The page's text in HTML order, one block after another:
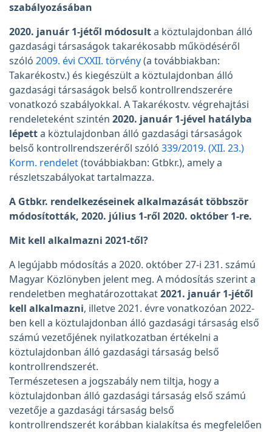
szabályozásában
2020. január 1-jétől módosulta köztulajdonban álló
gazdasági társaságok takarékosabb működéséről
szóló 2009. évi CXXII. törvény(a továbbiakban:
Takarékostv.) és kiegészült a köztulajdonban álló
gazdasági társaságok belső kontrollrendszerére
vonatkozó szabályokkal. A Takarékostv. végrehajtási
rendeleteként szintén 2020. január 1-jével hatályba
lépetta köztulajdonban álló gazdasági társaságok
belső kontrollrendszeréről szóló 339/2019. (XII. 23.)
Korm. rendelet(továbbiakban: Gtbkr.), amely a
részletszabályokat tartalmazza.
A Gtbkr. rendelkezéseinek alkalmazását többször
módosították, 2020. július 1-ről 2020. október 1-re.
Mit kell alkalmazni 2021-től?
A legújabb módosítás a 2020. október 27-i 231. számú
Magyar Közlönyben jelent meg. A módosítás szerint a
rendeletben meghatározottakat2021. január 1-jétől
kell alkalmazni, illetve 2021. évre vonatkozóan 2022-
ben kell a köztulajdonban álló gazdasági társaság első
számú vezetőjének nyilatkozatban értékelni a
köztulajdonban álló gazdasági társaság belső
kontrollrendszerét.
Természetesen a jogszabály nem tiltja, hogy a
köztulajdonban álló gazdasági társaság első számú
vezetője a gazdasági társaság belső
kontrollrendszerét korábban kialakítsa és megfelelően